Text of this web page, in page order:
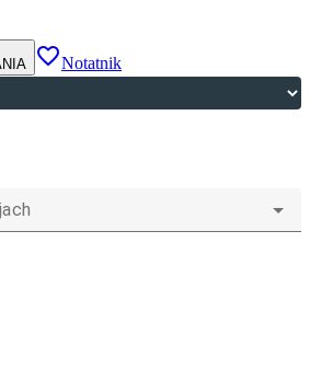
favorite_borderNotatnik